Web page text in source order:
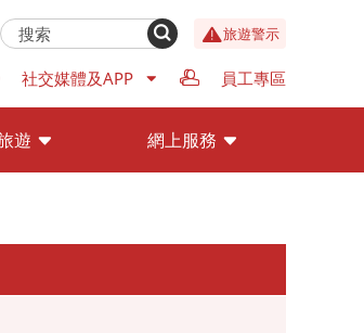
旅遊警示
社交媒體及APP 員工專區
遊 網上服務